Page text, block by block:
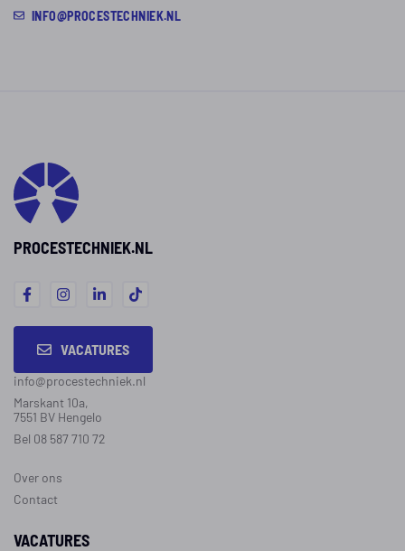
INFO@PROCESTECHNIEK.NL
PROCESTECHNIEK.NL
VACATURES
info@procestechniek.nl
Marskant 10a,
7551 BV Hengelo
Bel 08 587 710 72
Over ons
Contact
VACATURES